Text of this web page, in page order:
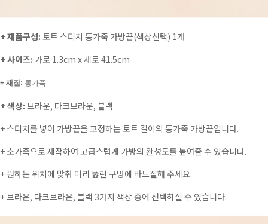
+ 제품구성: 토트 스티치 통가죽 가방끈(색상선택) 1개
+ 사이즈: 가로 1.3cm x 세로 41.5cm
+ 재질: 통가죽
+ 색상: 브라운, 다크브라운, 블랙
+ 스티치를 넣어 가방끈을 고정하는 토트 길이의 통가죽 가방끈입니다.
+ 소가죽으로 제작하여 고급스럽게 가방의 완성도를 높여줄 수 있습니다.
+ 원하는 위치에 맞춰 미리 뚫린 구멍에 바느질해 주세요.
+ 브라운, 다크브라운, 블랙 3가지 색상 중에 선택하실 수 있습니다.